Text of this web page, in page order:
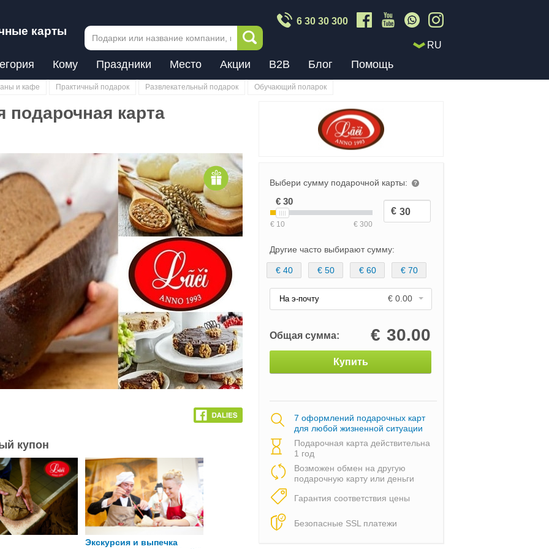
карты
6 30 30 300
RU
Кому Праздники Место Акции B2B Блог Помощь
и кафе Практичный подарок Развлекательный подарок Обучающий поларок
подарочная карта
Next
Выбери сумму подарочной карты:
Другие часто выбирают сумму:
€ 40 € 50 € 60 € 70
На э-почту € 0.00
Общая сумма: 30.00
€
Купить
7 оформлений подарочных карт
для любой жизненной ситуации
Подарочная карта действительна
1 год
Возможен обмен на другую
подарочную карту или деньги
Гарантия соответствия цены
Безопасные SSL платежи
купон
Экскурсия и выпечка